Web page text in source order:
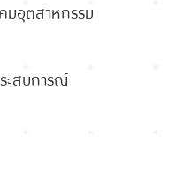
มอุตสาหกรรม
ะสบการณ์